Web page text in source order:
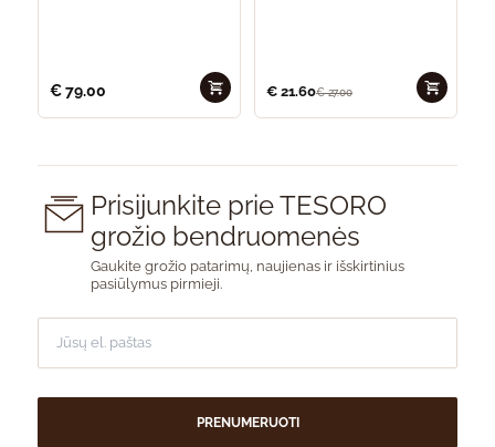
€79.00 € 21.60€27.00
Prisijunkite prie TESORO
grožio bendruomenės
Gaukite grožio patarimų, naujienas ir išskirtinius
pasiūlymus pirmieji.
PRENUMERUOTI